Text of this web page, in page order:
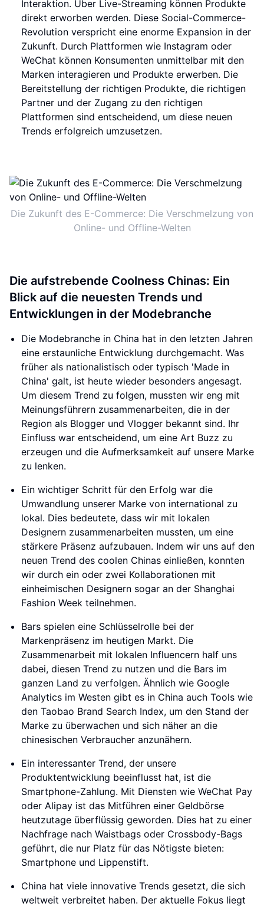
Interaktion. Über Live-Streaming können Produkte
direkt erworben werden. Diese Social-Commerce-
Revolution verspricht eine enorme Expansion in der
Zukunft. Durch Plattformen wie Instagram oder
WeChat können Konsumenten unmittelbar mit den
Marken interagieren und Produkte erwerben. Die
Bereitstellung der richtigen Produkte, die richtigen
Partner und der Zugang zu den richtigen
Plattformen sind entscheidend, um diese neuen
Trends erfolgreich umzusetzen.
Die Zukunft des E-Commerce: Die Verschmelzung von
Online- und Offline-Welten
Die aufstrebende Coolness Chinas: Ein
Blick auf die neuesten Trends und
Entwicklungen in der Modebranche
Die Modebranche in China hat in den letzten Jahren
eine erstaunliche Entwicklung durchgemacht. Was
früher als nationalistisch oder typisch 'Made in
China' galt, ist heute wieder besonders angesagt.
Um diesem Trend zu folgen, mussten wir eng mit
Meinungsführern zusammenarbeiten, die in der
Region als Blogger und Vlogger bekannt sind. Ihr
Einfluss war entscheidend, um eine Art Buzz zu
erzeugen und die Aufmerksamkeit auf unsere Marke
zu lenken.
Ein wichtiger Schritt für den Erfolg war die
Umwandlung unserer Marke von international zu
lokal. Dies bedeutete, dass wir mit lokalen
Designern zusammenarbeiten mussten, um eine
stärkere Präsenz aufzubauen. Indem wir uns auf den
neuen Trend des coolen Chinas einließen, konnten
wir durch ein oder zwei Kollaborationen mit
einheimischen Designern sogar an der Shanghai
Fashion Week teilnehmen.
Bars spielen eine Schlüsselrolle bei der
Markenpräsenz im heutigen Markt. Die
Zusammenarbeit mit lokalen Influencern half uns
dabei, diesen Trend zu nutzen und die Bars im
ganzen Land zu verfolgen. Ähnlich wie Google
Analytics im Westen gibt es in China auch Tools wie
den Taobao Brand Search Index, um den Stand der
Marke zu überwachen und sich näher an die
chinesischen Verbraucher anzunähern.
Ein interessanter Trend, der unsere
Produktentwicklung beeinflusst hat, ist die
Smartphone-Zahlung. Mit Diensten wie WeChat Pay
oder Alipay ist das Mitführen einer Geldbörse
heutzutage überflüssig geworden. Dies hat zu einer
Nachfrage nach Waistbags oder Crossbody-Bags
geführt, die nur Platz für das Nötigste bieten:
Smartphone und Lippenstift.
China hat viele innovative Trends gesetzt, die sich
weltweit verbreitet haben. Der aktuelle Fokus liegt